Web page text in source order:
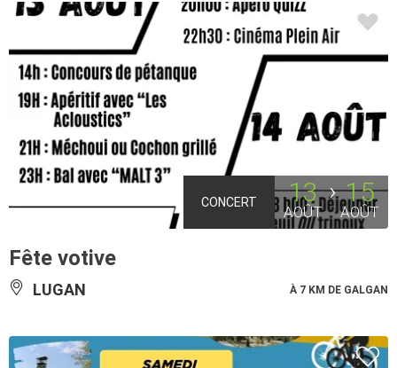
CONCERT 13
AOÛT
15
AOÛT
Fête votive
LUGAN À 7 KM DE GALGAN